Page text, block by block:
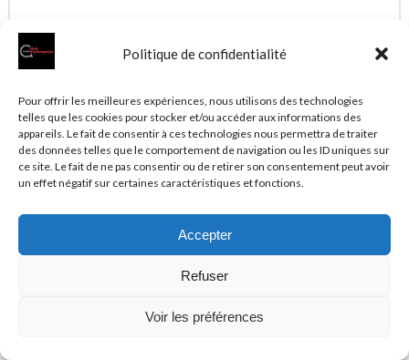
Politique de confidentialité
Pour offrir les meilleures expériences, nous utilisons des technologies
telles que les cookies pour stocker et/ou accéder aux informations des
appareils. Le fait de consentir à ces technologies nous permettra de traiter
des données telles que le comportement de navigation ou les ID uniques sur
ce site. Le fait de ne pas consentir ou de retirer son consentement peut avoir
un effet négatif sur certaines caractéristiques et fonctions.
Accepter
Refuser
Voir les préférences
Enregistrer mon nom, mon e-mail et mon site dans
le navigateur pour mon prochain commentaire.